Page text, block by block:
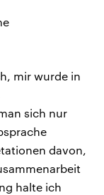
mir wurde in
sich nur
davon,
halte ich